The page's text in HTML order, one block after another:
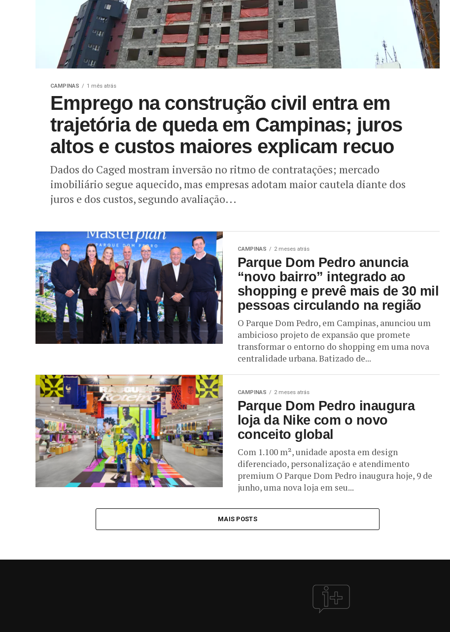
CAMPINAS 1 mês atrás
Emprego na construção civil entra em
trajetória de queda em Campinas; juros
altos e custos maiores explicam recuo
Dados do Caged mostram inversão no ritmo de contratações; mercado
imobiliário segue aquecido, mas empresas adotam maior cautela diante dos
juros e dos custos, segundo avaliação...
CAMPINAS 2 meses atrás
Parque Dom Pedro anuncia
“novo bairro” integrado ao
shopping e prevê mais de 30 mil
pessoas circulando na região
O Parque Dom Pedro, em Campinas, anunciou um
ambicioso projeto de expansão que promete
transformar o entorno do shopping em uma nova
centralidade urbana. Batizado de...
CAMPINAS 2 meses atrás
Parque Dom Pedro inaugura
loja da Nike com o novo
conceito global
Com 1.100 m², unidade aposta em design
diferenciado, personalização e atendimento
premium O Parque Dom Pedro inaugura hoje, 9 de
junho, uma nova loja em seu...
MAIS POSTS